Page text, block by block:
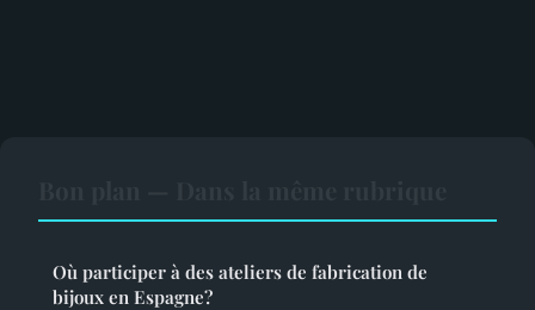
Où participer à des ateliers de fabrication de
bijoux en Espagne?